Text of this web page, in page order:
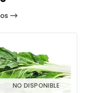
NO DISPONIBLE